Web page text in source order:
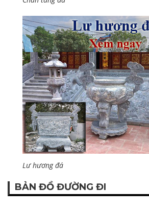
Lư hương đá
BẢN ĐỒ ĐƯỜNG ĐI